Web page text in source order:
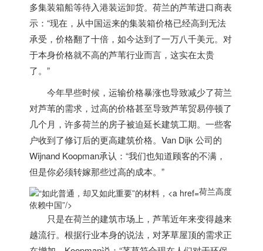
多集装箱船等待入港装运卸货。 荷兰的芦苇进口商表
示：“现在，从中国运来的集装箱价格已经高到无法
承受，价格翻了十倍，如今达到了一万八千美元。对
于本身价格就不高的芦苇行业而言，这实在太贵
了。”
今年早些时候，运输价格暴涨也导致减少了荷兰
对芦苇的需求，过高的价格甚至导致芦苇贸易停顿了
几个月，许多荷兰的房子被迫延长建筑工期。一些客
户收到了修订后的更高建筑价格。Van Dijk 公司的
Wijnand Koopman承认：“我们也知道顾客的不满，
但是你必须转嫁那些过高的成本。”
荷兰高度
依赖中国”/>
只是在荷兰的建筑市场上，芦苇近年来变得越来
越流行。根据行业本身的说法，对茅草屋顶的需求正